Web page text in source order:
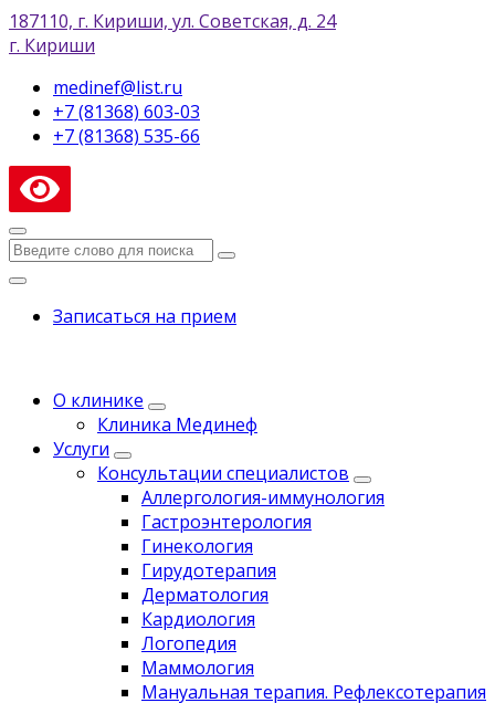
187110, г. Кириши, ул. Советская, д. 24
г. Кириши
medinef@list.ru
+7 (81368) 603-03
+7 (81368) 535-66
Записаться на прием
О клинике
Клиника Мединеф
Услуги
Консультации специалистов
Аллергология-иммунология
Гастроэнтерология
Гинекология
Гирудотерапия
Дерматология
Кардиология
Логопедия
Маммология
Мануальная терапия. Рефлексотерапия